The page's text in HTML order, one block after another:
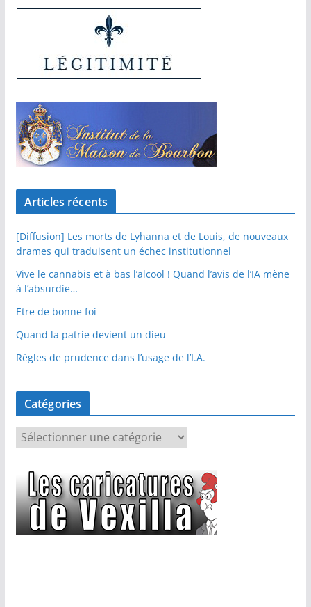
Articles récents
[Diffusion] Les morts de Lyhanna et de Louis, de nouveaux
drames qui traduisent un échec institutionnel
Vive le cannabis et à bas l’alcool ! Quand l’avis de l’IA mène
à l’absurdie…
Etre de bonne foi
Quand la patrie devient un dieu
Règles de prudence dans l’usage de l’I.A.
Catégories
a
é
g
o
r